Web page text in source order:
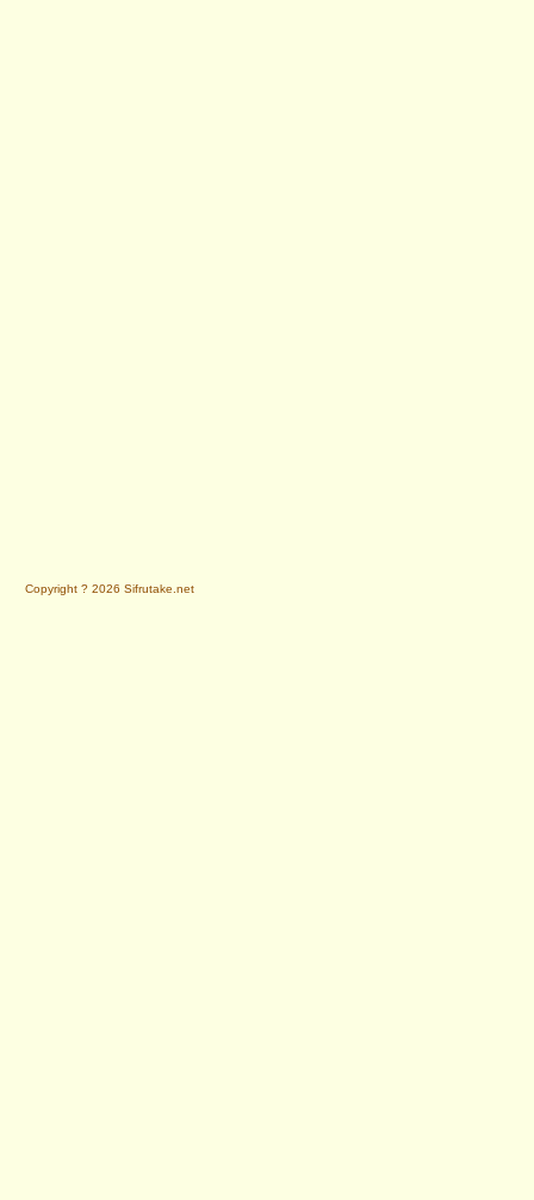
Copyright ? 2026 Sifrutake.net